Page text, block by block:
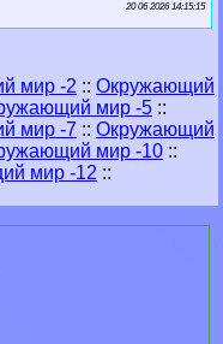
20 06 2026 14:15:15
мир -2 :: Окружающий
мир -5 ::
мир -7 :: Окружающий
мир -10 ::
мир -12 ::